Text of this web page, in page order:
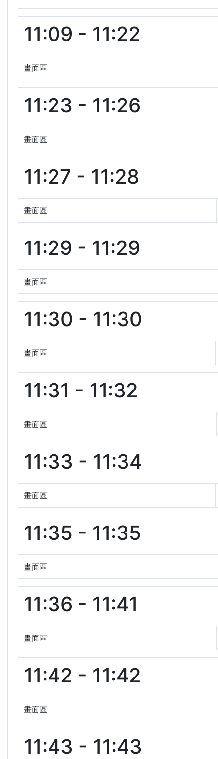
11:09 - 11:22
畫面區
11:23 - 11:26
畫面區
11:27 - 11:28
畫面區
11:29 - 11:29
畫面區
11:30 - 11:30
畫面區
11:31 - 11:32
畫面區
11:33 - 11:34
畫面區
11:35 - 11:35
畫面區
11:36 - 11:41
畫面區
11:42 - 11:42
畫面區
11:43 - 11:43